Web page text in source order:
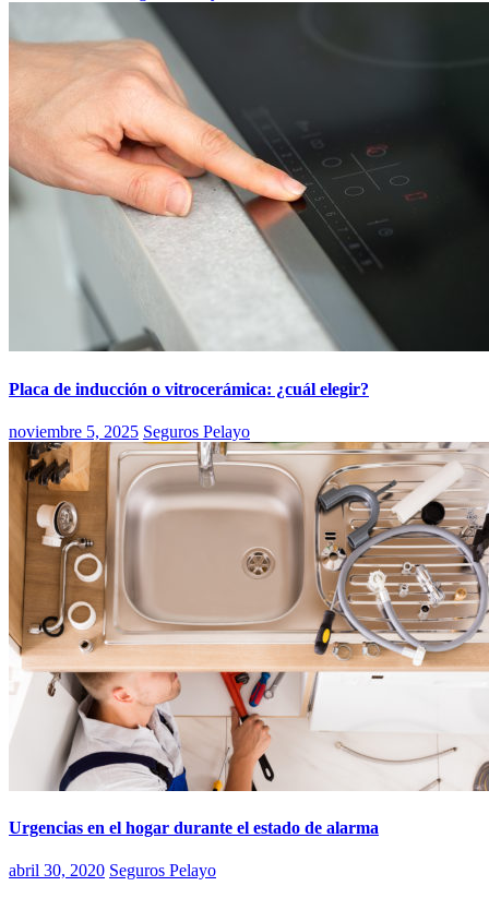
Placa de inducción o vitrocerámica: ¿cuál elegir?
noviembre 5, 2025 Seguros Pelayo
Urgencias en el hogar durante el estado de alarma
abril 30, 2020 Seguros Pelayo